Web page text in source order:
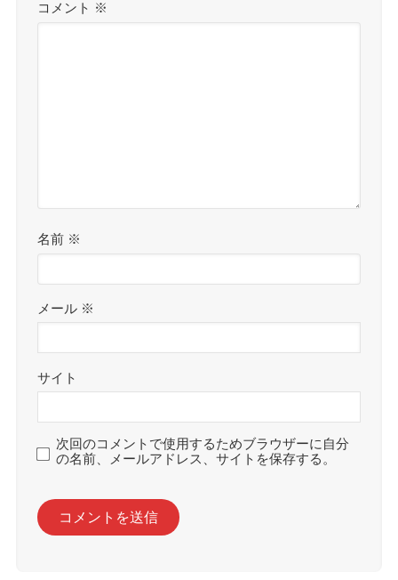
コメント ※
名前 ※
メール ※
サイト
次回のコメントで使用するためブラウザーに自分
の名前、メールアドレス、サイトを保存する。